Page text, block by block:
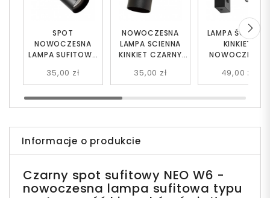
SPOT
NOWOCZESNA
LAMPA SUFITOWA
35,00 zł
LAMPA ŚCIENNA
KINKIET
NOWOCZESNY
49,00 zł
NOWOCZESNA
LAMPA SCIENNA
KINKIET CZARNY
35,00 zł
Informacje o produkcie
Czarny spot sufitowy NEO W6 -
nowoczesna lampa sufitowa typu